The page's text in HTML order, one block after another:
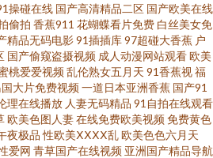
三级视频网站 大香蕉伊人在线视频 亚洲色图
优质 欧美不卡一区二区 www日韩三级 91网
干 亚洲男人天堂手机版 国产图片23区 91福
观看% 欧美成人在线亚洲 日韩一级视频 www
操碰在线 国产高清精品二区 国产欧美在线
偷拍 香蕉911 花蝴蝶看片免费 白丝美女免
精品无码电影91插插库97超碰大香蕉 户
国产偷窥盗摄视频 成人动漫网站观看欧美
桃爱爱视频乱伦熟女五月天 91香蕉视福
国大片免费视频一道日本亚洲香蕉 国产91
理在线播放 人妻无码精品 91自拍在线观看
欧美色图人妻在线免费欧美视频免费黄色
夜极品 性欧美ⅩⅩⅩⅩ乱欧美色色六月天
爱网 青草国产在线视频 亚洲国产精品导航